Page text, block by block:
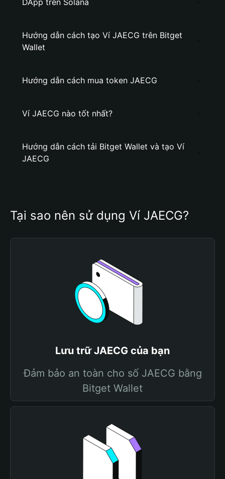
DApp trên Solana
Hướng dẫn cách tạo Ví JAECG trên Bitget
Wallet
Hướng dẫn cách mua token JAECG
Ví JAECG nào tốt nhất?
Hướng dẫn cách tải Bitget Wallet và tạo Ví
JAECG
Tại sao nên sử dụng Ví JAECG?
Lưu trữ JAECG của bạn
Đảm bảo an toàn cho số JAECG bằng
Bitget Wallet